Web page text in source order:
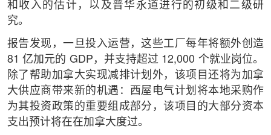
和收入的估计，以及普华永道进行的初级和二级研
究。
报告发现，一旦投入运营，这些工厂每年将额外创造
81 亿加元的 GD​​P，并支持超过 12,000 个就业岗位。
除了帮助加拿大实现减排计划外，该项目还将为加拿
大供应商带来新的机遇：西屋电气计划将本地采购作
为其投资政策的重要组成部分，该项目的大部分资本
支出预计将在在加拿大度过。